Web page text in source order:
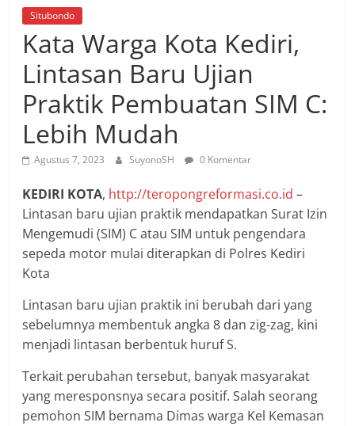
Situbondo
Kata Warga Kota Kediri,
Lintasan Baru Ujian
Praktik Pembuatan SIM C:
Lebih Mudah
Agustus 7, 2023 SuyonoSH 0 Komentar
KEDIRI KOTA, http://teropongreformasi.co.id –
Lintasan baru ujian praktik mendapatkan Surat Izin
Mengemudi (SIM) C atau SIM untuk pengendara
sepeda motor mulai diterapkan di Polres Kediri
Kota
Lintasan baru ujian praktik ini berubah dari yang
sebelumnya membentuk angka 8 dan zig-zag, kini
menjadi lintasan berbentuk huruf S.
Terkait perubahan tersebut, banyak masyarakat
yang meresponsnya secara positif. Salah seorang
pemohon SIM bernama Dimas warga Kel Kemasan